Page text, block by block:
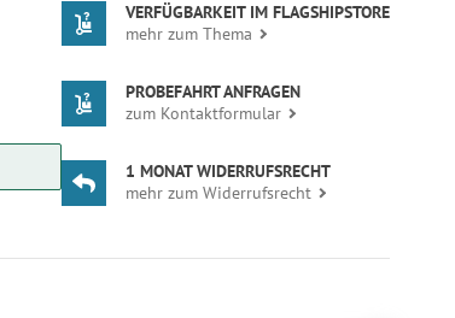
VERFÜGBARKEIT IM FLAGSHIPSTORE
mehr zum Thema
PROBEFAHRT ANFRAGEN
zum Kontaktformular
1 MONAT WIDERRUFSRECHT
mehr zum Widerrufsrecht